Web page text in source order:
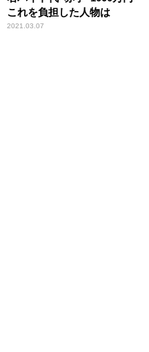
これを負担した人物は
2021.03.07